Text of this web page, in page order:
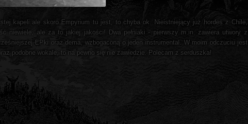
kapeli ale skoro Empyrium tu jest, to chyba ok. Nieistniejący już hordes z Chile,
niewiele, ale za to jakiej jakości! Dwa pełniaki - pierwszy m.in. zawiera utwory z
EPki oraz dema, wzbogaconą o jeden instrumental. W moim odczuciu jest
podobne wokale, to na pewno się nie zawiedzie. Polecam z serduszka!